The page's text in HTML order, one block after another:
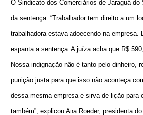
O Sindicato dos Comerciários de Jaraguá do
da sentença: “Trabalhador tem direito a um
trabalhadora estava adoecendo na empresa.
espanta a sentença. A juíza acha que R$
Nossa indignação não é tanto pelo dinheiro,
punição justa para que isso não aconteça
dessa mesma empresa e sirva de lição para
também”, explicou Ana Roeder, presidenta do